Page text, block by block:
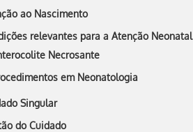
ao Nascimento
relevantes para a Atenção Neonatal
Necrosante
em Neonatologia
Singular
do Cuidado